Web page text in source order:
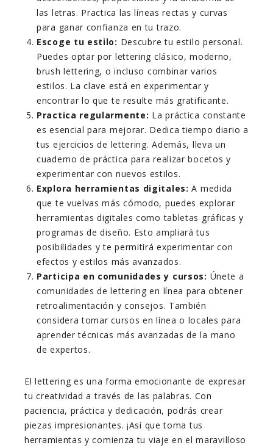
las letras. Practica las líneas rectas y curvas
para ganar confianza en tu trazo.
Escoge tu estilo: Descubre tu estilo personal.
Puedes optar por lettering clásico, moderno,
brush lettering, o incluso combinar varios
estilos. La clave está en experimentar y
encontrar lo que te resulte más gratificante.
Practica regularmente: La práctica constante
es esencial para mejorar. Dedica tiempo diario a
tus ejercicios de lettering. Además, lleva un
cuaderno de práctica para realizar bocetos y
experimentar con nuevos estilos.
Explora herramientas digitales: A medida
que te vuelvas más cómodo, puedes explorar
herramientas digitales como tabletas gráficas y
programas de diseño. Esto ampliará tus
posibilidades y te permitirá experimentar con
efectos y estilos más avanzados.
Participa en comunidades y cursos: Únete a
comunidades de lettering en línea para obtener
retroalimentación y consejos. También
considera tomar cursos en línea o locales para
aprender técnicas más avanzadas de la mano
de expertos.
El lettering es una forma emocionante de expresar
tu creatividad a través de las palabras. Con
paciencia, práctica y dedicación, podrás crear
piezas impresionantes. ¡Así que toma tus
herramientas y comienza tu viaje en el maravilloso